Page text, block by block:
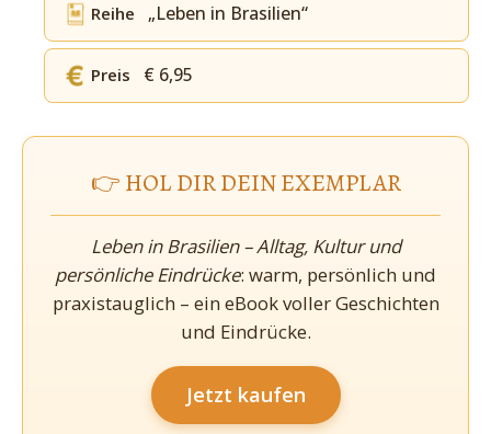
Reihe „Leben in Brasilien“
Preis € 6,95
👉 HOL DIR DEIN EXEMPLAR
Leben in Brasilien – Alltag, Kultur und
persönliche Eindrücke: warm, persönlich und
praxistauglich – ein eBook voller Geschichten
und Eindrücke.
Jetzt kaufen